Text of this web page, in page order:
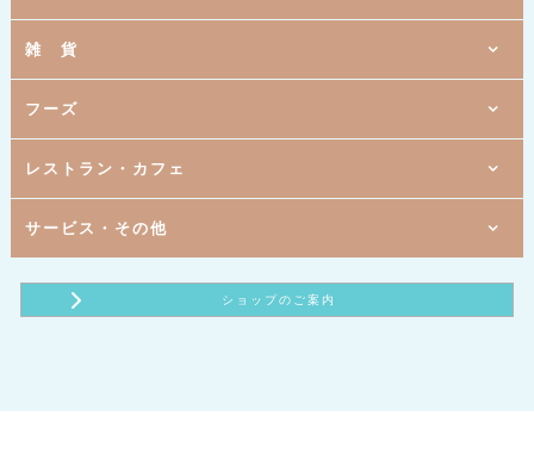
ウィズダム
1階 [ レディスファッション ]
クールカレアン
1階 [ 婦人服 ]
ハーモニカ
1階 [ 呉服 ]
きもの日本橋 かのこ
1階 [ 婦人服・服飾雑貨 ]
ジェニー
1階 [ 婦人服・服飾雑貨 ]
シューラルー
1階 [ 婦人服 ]
The Scotch Club
1階 [ 婦人服 ]
ROOM ９０３
1階 [ マタニティ・ベビー・キッズ用品 ]
西松屋
1階 [ 総合衣料 ]
パシオス
2階 [ ボディメイクランジェリー・化粧品 ]
MARUKO
3階 [ メガネ・コンタクト・補聴器 ]
メガネハット
1階 [ バッグ・雑貨 ]
アラマンダ
1階 [ 宝飾 ]
ベリテ
1階 [ 靴・小物 ]
ABCマート
雑 貨
1階 [ 携帯電話 ]
ソフトバンク・ワイモバイル
3階 [ バラエティ雑貨 ]
ダイソー
3階 [ バラエティ雑貨 ]
スリーピー
B1 [ 生活雑貨 ]
ボンメゾン
3階 [ デジタル＆生活家電 ]
ノジマ
3階 [ 印鑑・印刷・ゴム印 ]
はん・印刷のOTANI
2階 [ 携帯電話 ]
ドコモショップサテライト
B1 [ 調剤薬局 ]
フーズ
B1 [ お茶・海苔 ]
小川園
B1 [ ラーメン ]
ラーメンショップ マルカ
B1 [ とんかつ惣菜 ]
いなば和幸
B1 [ アイスクリーム ]
サーティワンアイスクリーム
B1 [ 食品販売（農産物直売） ]
わくわく広場 ユアエルム成田店
B1 [ スーパーマーケット ]
レストラン・カフェ
1階 [ イタリアンレストラン ]
サイゼリヤ
B1 [ たこ焼き・たい焼き ]
天たこ・あんたろう
B1 [ ファーストフード ]
ミスタードーナツ
B1 [ カレー・インド料理 ]
サービス・その他
2階 [ ホットヨガスタジオ ]
カルド
B1 [ ヘアーカット専門店 ]
ショップのご案内